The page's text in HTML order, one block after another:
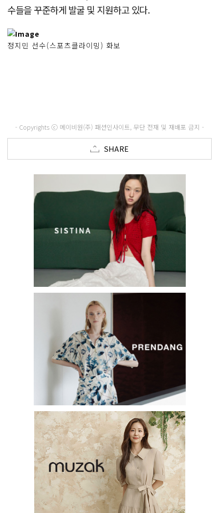
수들을 꾸준하게 발굴 및 지원하고 있다.
정지민 선수(스포츠클라이밍) 화보
- Copyrights ⓒ 메이비원(주) 패션인사이트, 무단 전재 및 재배포 금지 -
SHARE